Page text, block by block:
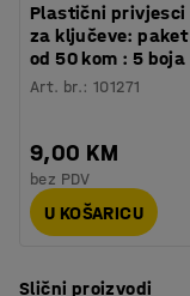
Plastični privjesci
za ključeve: paket
od 50 kom : 5 boja
Art. br.:101271
9,00 KM
bez PDV
U KOŠARICU
Slični proizvodi